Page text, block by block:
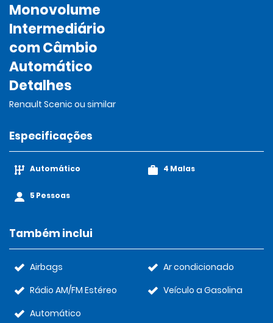
Monovolume
Intermediário
com Câmbio
Automático
Detalhes
Renault Scenic ou similar
Especificações
Automático
5 Pessoas
4 Malas
Também inclui
Airbags
Rádio AM/FM Estéreo
Automático
Ar condicionado
Veículo a Gasolina